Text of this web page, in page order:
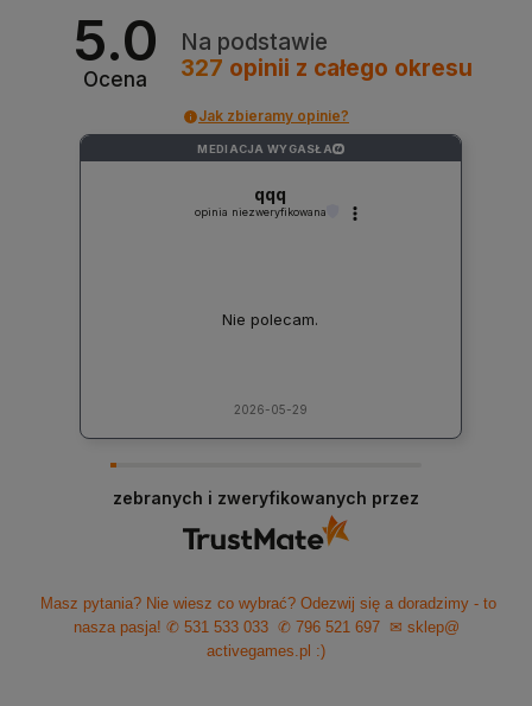
5.0
Ocena
Na podstawie
327 opinii z całego okresu
Jak zbieramy opinie?
MEDIACJA WYGASŁA ?
qqq
opinia niezweryfikowana
Nie polecam.
2026-05-29
zebranych i zweryfikowanych przez
Masz pytania? Nie wiesz co wybrać? Odezwij się a doradzimy - to
nasza pasja! ✆ 531 533 033 ✆ 796 521 697
✉ sklep@
activegames.pl :)